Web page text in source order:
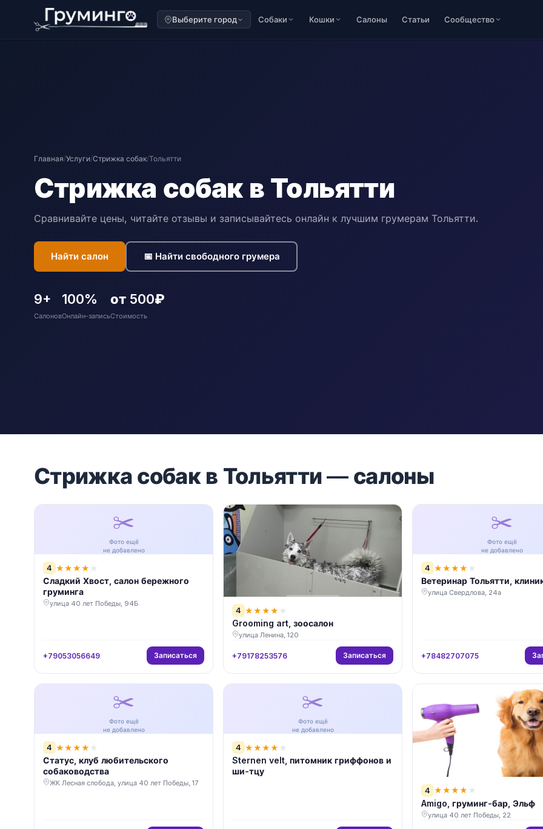
Выберите город Собаки Кошки Салоны Статьи Сообщество
Главная/Услуги/Стрижка собак/Тольятти
Стрижка собак в Тольятти
Сравнивайте цены, читайте отзывы и записывайтесь онлайн к лучшим грумерам Тольятти.
Найти салон 📅 Найти свободного грумера
9+
Салонов
100%
Онлайн-запись
от 500₽
Стоимость
Стрижка собак в Тольятти — салоны
✂️
Фото ещё
не добавлено
4 ★★★★ ★
Сладкий Хвост, салон бережного
груминга
улица 40 лет Победы, 94Б
+79053056649 Записаться
4 ★★★★ ★
Grooming art, зоосалон
улица Ленина, 120
+79178253576 Записаться
✂️
Фото ещё
не добавлено
4 ★★★★ ★
Ветеринар Тольятти,
улица Свердлова, 24а
+78482707075
✂️
Фото ещё
не добавлено
4 ★★★★ ★
Статус, клуб любительского
собаководства
ЖК Лесная слобода, улица 40 лет Победы, 17
✂️
Фото ещё
не добавлено
4 ★★★★ ★
Sternen velt, питомник гриффонов и
ши-тцу
4 ★★★★ ★
Amigo, груминг-бар, Эльф
улица 40 лет Победы, 22